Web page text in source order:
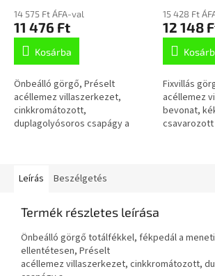
önbeálló,Talplemezzel,
3470UAR160P63 piros
14 575 Ft ÁFA-val
11 476 Ft
Kosárba
Önbeálló görgő, Préselt
acéllemez villaszerkezet,
cinkkromátozott,
duplagolyósoros csapágy a
160mm,
15 428 Ft
12 148
Fixvillás
acéllemez
bevonat,
Leírás
Beszélgetés
Termék részletes leírása
Önbeálló görgő totálfékkel, fékpedál a
ellentétesen, Préselt
acéllemez villaszerkezet, cinkkromátozott,